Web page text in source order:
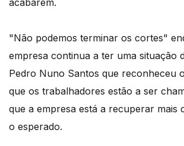
acabarem.
"Não podemos terminar os cortes"
empresa continua a ter uma situação
Pedro Nuno Santos que reconheceu
que os trabalhadores estão a ser
que a empresa está a recuperar mais
o esperado.